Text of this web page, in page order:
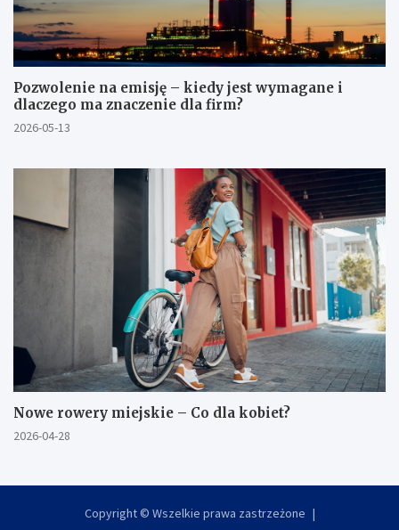
Pozwolenie na emisję – kiedy jest wymagane i
dlaczego ma znaczenie dla firm?
2026-05-13
Nowe rowery miejskie – Co dla kobiet?
2026-04-28
Copyright © Wszelkie prawa zastrzeżone